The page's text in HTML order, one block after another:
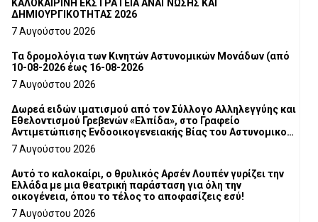
ΚΑΛΟΚΑΙΡΙΝΗ ΕΚΣΤΡΑΤΕΙΑ ΑΝΑΓΝΩΣΗΣ ΚΑΙ
ΔΗΜΙΟΥΡΓΙΚΟΤΗΤΑΣ 2026
7 Αυγούστου 2026
Τα δρομολόγια των Κινητών Αστυνομικών Μονάδων (από
10-08-2026 έως 16-08-2026
7 Αυγούστου 2026
Δωρεά ειδών ιματισμού από τον Σύλλογο Αλληλεγγύης και
Εθελοντισμού Γρεβενών «Ελπίδα», στο Γραφείο
Αντιμετώπισης Ενδοοικογενειακής Βίας του Αστυνομικού
Τμήματος Γρεβενών
7 Αυγούστου 2026
Αυτό το καλοκαίρι, ο θρυλικός Αρσέν Λουπέν γυρίζει την
Ελλάδα με μια θεατρική παράσταση για όλη την
οικογένεια, όπου το τέλος το αποφασίζεις εσύ!
7 Αυγούστου 2026